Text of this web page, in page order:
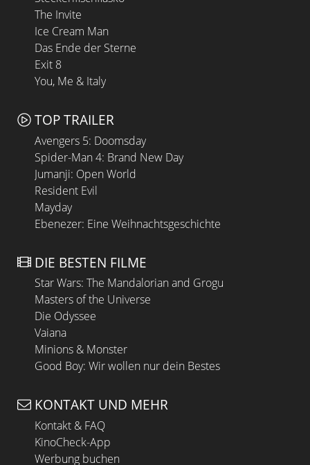
The Invite
Ice Cream Man
Das Ende der Sterne
Exit 8
You, Me & Italy
TOP TRAILER
Avengers 5: Doomsday
Spider-Man 4: Brand New Day
Jumanji: Open World
Resident Evil
Mayday
Ebenezer: Eine Weihnachtsgeschichte
DIE BESTEN FILME
Star Wars: The Mandalorian and Grogu
Masters of the Universe
Die Odyssee
Vaiana
Minions & Monster
Good Boy: Wir wollen nur dein Bestes
KONTAKT UND MEHR
Kontakt & FAQ
KinoCheck-App
Werbung buchen